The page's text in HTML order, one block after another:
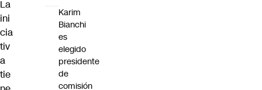
La
ini
cia
tiv
a
tie
Karim
Bianchi
es
elegido
presidente
de
comisión